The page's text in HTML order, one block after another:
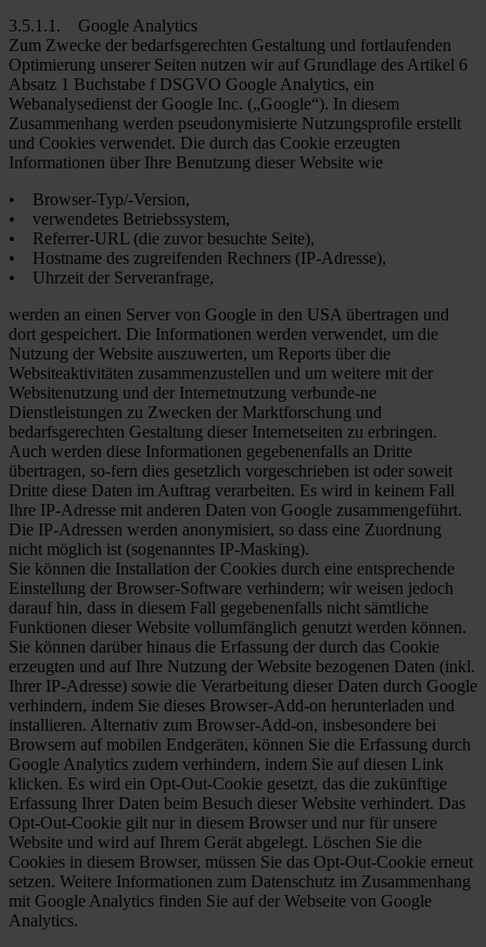
3.5.1.1. Google Analytics
Zum Zwecke der bedarfsgerechten Gestaltung und fortlaufenden
Optimierung unserer Seiten nutzen wir auf Grundlage des Artikel 6
Absatz 1 Buchstabe f DSGVO Google Analytics, ein
Webanalysedienst der Google Inc. („Google“). In diesem
Zusammenhang werden pseudonymisierte Nutzungsprofile erstellt
und Cookies verwendet. Die durch das Cookie erzeugten
Informationen über Ihre Benutzung dieser Website wie
• Browser-Typ/-Version,
• verwendetes Betriebssystem,
• Referrer-URL (die zuvor besuchte Seite),
• Hostname des zugreifenden Rechners (IP-Adresse),
• Uhrzeit der Serveranfrage,
werden an einen Server von Google in den USA übertragen und
dort gespeichert. Die Informationen werden verwendet, um die
Nutzung der Website auszuwerten, um Reports über die
Websiteaktivitäten zusammenzustellen und um weitere mit der
Websitenutzung und der Internetnutzung verbunde-ne
Dienstleistungen zu Zwecken der Marktforschung und
bedarfsgerechten Gestaltung dieser Internetseiten zu erbringen.
Auch werden diese Informationen gegebenenfalls an Dritte
übertragen, so-fern dies gesetzlich vorgeschrieben ist oder soweit
Dritte diese Daten im Auftrag verarbeiten. Es wird in keinem Fall
Ihre IP-Adresse mit anderen Daten von Google zusammengeführt.
Die IP-Adressen werden anonymisiert, so dass eine Zuordnung
nicht möglich ist (sogenanntes IP-Masking).
Sie können die Installation der Cookies durch eine entsprechende
Einstellung der Browser-Software verhindern; wir weisen jedoch
darauf hin, dass in diesem Fall gegebenenfalls nicht sämtliche
Funktionen dieser Website vollumfänglich genutzt werden können.
Sie können darüber hinaus die Erfassung der durch das Cookie
erzeugten und auf Ihre Nutzung der Website bezogenen Daten (inkl.
Ihrer IP-Adresse) sowie die Verarbeitung dieser Daten durch Google
verhindern, indem Sie dieses Browser-Add-on herunterladen und
installieren. Alternativ zum Browser-Add-on, insbesondere bei
Browsern auf mobilen Endgeräten, können Sie die Erfassung durch
Google Analytics zudem verhindern, indem Sie auf diesen Link
klicken. Es wird ein Opt-Out-Cookie gesetzt, das die zukünftige
Erfassung Ihrer Daten beim Besuch dieser Website verhindert. Das
Opt-Out-Cookie gilt nur in diesem Browser und nur für unsere
Website und wird auf Ihrem Gerät abgelegt. Löschen Sie die
Cookies in diesem Browser, müssen Sie das Opt-Out-Cookie erneut
setzen. Weitere Informationen zum Datenschutz im Zusammenhang
mit Google Analytics finden Sie auf der Webseite von Google
Analytics.